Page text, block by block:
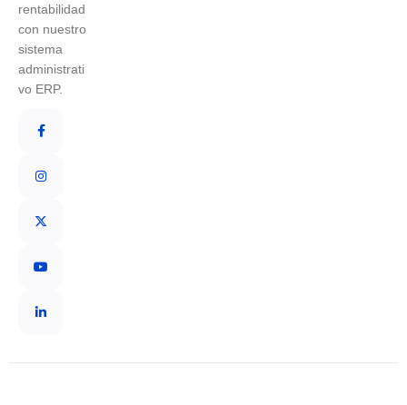
rentabilidad
con nuestro
sistema
administrati
vo ERP.